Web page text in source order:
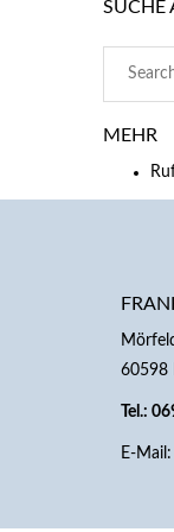
SUCHE
Search
MEHR
60598
Tel.:
E-Mail: